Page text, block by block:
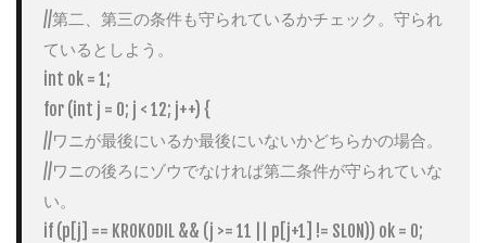
//第二、第三の条件も守られているかチェック。守られ
ているとしよう。
int ok = 1;
for (int j = 0; j < 12; j++) {
//ワニが最後にいるか最後にいないかどちらかの場合。
//ワニの後ろにゾウでなければ第二条件が守られていな
い。
if (p[j] == KROKODIL && (j >= 11 || p[j+1] != SLON)) ok = 0;